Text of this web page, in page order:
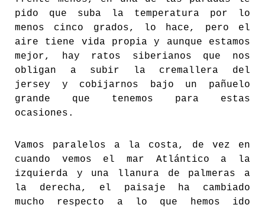
pido que suba la temperatura por lo
menos cinco grados, lo hace, pero el
aire tiene vida propia y aunque estamos
mejor, hay ratos siberianos que nos
obligan a subir la cremallera del
jersey y cobijarnos bajo un pañuelo
grande que tenemos para estas
ocasiones.
Vamos paralelos a la costa, de vez en
cuando vemos el mar Atlántico a la
izquierda y una llanura de palmeras a
la derecha, el paisaje ha cambiado
mucho respecto a lo que hemos ido